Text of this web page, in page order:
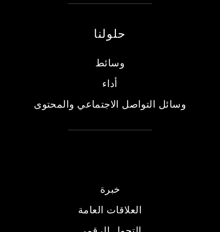
حلولنا
وسائط
أداء
وسائل التواصل الاجتماعي والمحتوى
خبرة
العلاقات العامة